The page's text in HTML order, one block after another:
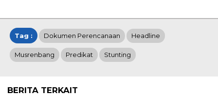
Tag : Dokumen Perencanaan Headline
Musrenbang Predikat Stunting
BERITA TERKAIT